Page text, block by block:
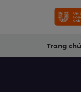
Trang chủ